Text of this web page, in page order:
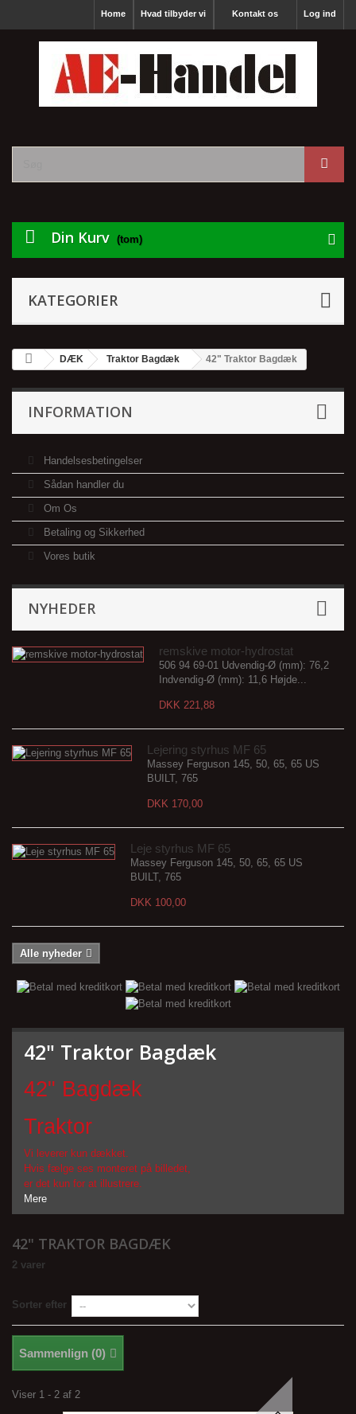
Log ind
Kontakt os
Hvad tilbyder vi
Home
Din Kurv (tom)
KATEGORIER
DÆK Traktor Bagdæk 42" Traktor Bagdæk
INFORMATION
Handelsesbetingelser
Sådan handler du
Om Os
Betaling og Sikkerhed
Vores butik
NYHEDER
remskive motor-hydrostat
506 94 69-01 Udvendig-Ø (mm): 76,2
Indvendig-Ø (mm): 11,6 Højde...
DKK 221,88
Lejering styrhus MF 65
Massey Ferguson 145, 50, 65, 65 US
BUILT, 765
DKK 170,00
Leje styrhus MF 65
Massey Ferguson 145, 50, 65, 65 US
BUILT, 765
DKK 100,00
Alle nyheder
42" Traktor Bagdæk
42" Bagdæk
Traktor
Vi leverer kun dækket.
Hvis fælge ses monteret på billedet,
er det kun for at illustrere.
Mere
42" TRAKTOR BAGDÆK
2 varer
Sorter efter
Sammenlign (0)
Viser 1 - 2 af 2